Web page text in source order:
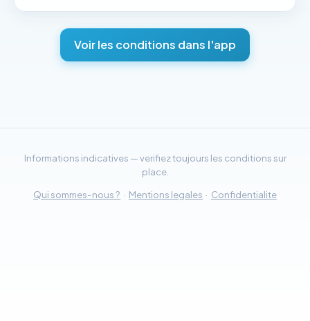
Voir les conditions dans l'app
Informations indicatives — verifiez toujours les conditions sur
place.
Qui sommes-nous ? · Mentions legales · Confidentialite